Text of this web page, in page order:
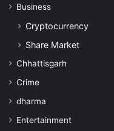
Business
Cryptocurrency
Share Market
Chhattisgarh
Crime
dharma
Entertainment